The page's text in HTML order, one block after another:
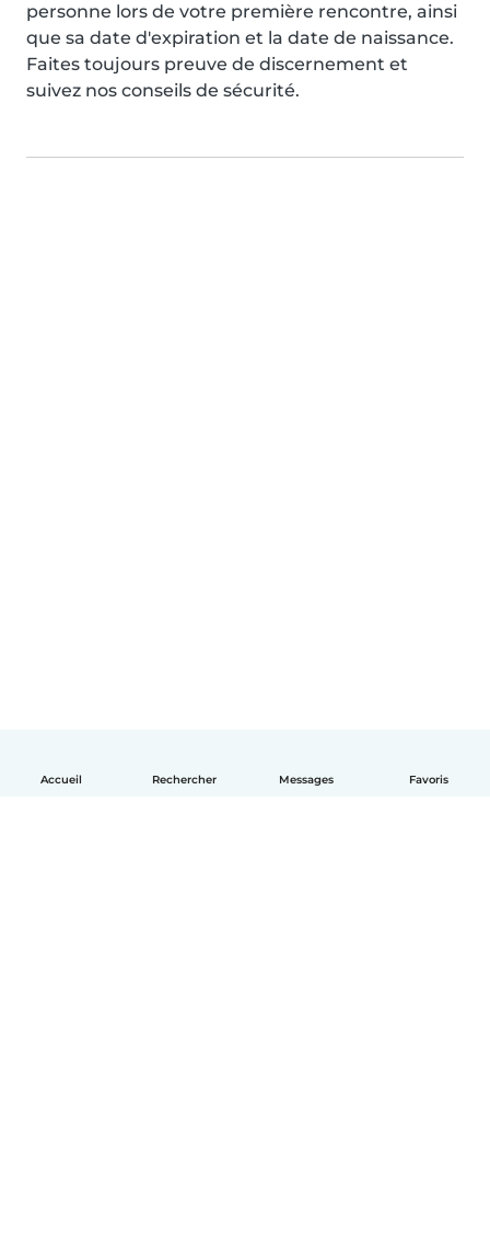
Accueil Rechercher Messages Favoris
personne lors de votre première rencontre, ainsi
que sa date d'expiration et la date de naissance.
Faites toujours preuve de discernement et
suivez nos conseils de sécurité.